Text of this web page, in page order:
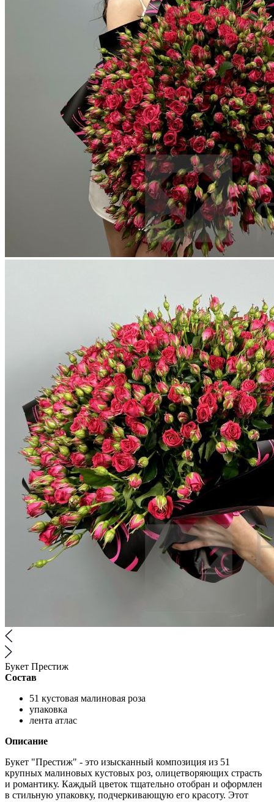
Букет Престиж
Состав
51 кустовая малиновая роза
упаковка
лента атлас
Описание
Букет "Престиж" - это изысканный композиция из 51
крупных малиновых кустовых роз, олицетворяющих страсть
и романтику. Каждый цветок тщательно отобран и оформлен
в стильную упаковку, подчеркивающую его красоту. Этот